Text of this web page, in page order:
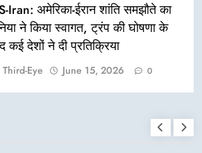
Iran: अमेरिका-ईरान शांति समझौते का
ने किया स्वागत, ट्रंप की घोषणा के
कई देशों ने दी प्रतिक्रिया
Third-Eye June 15, 2026 0